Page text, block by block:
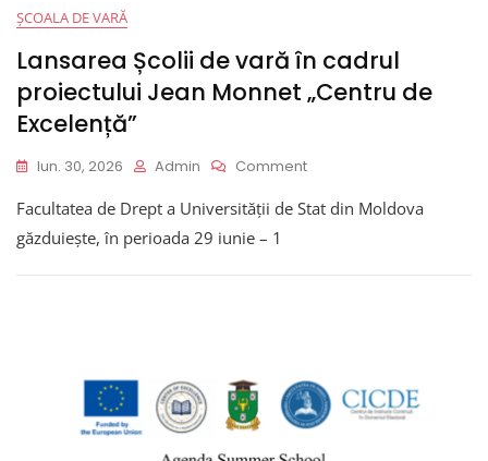
ȘCOALA DE VARĂ
Lansarea Școlii de vară în cadrul
proiectului Jean Monnet „Centru de
Excelență”
Iun. 30, 2026 Admin CommentOn
Școlii
În
„Centru
De
Excelență”
Facultatea de Drept a Universității de Stat din Moldova
găzduiește, în perioada 29 iunie – 1